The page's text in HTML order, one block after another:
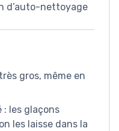
d’auto-nettoyage
gros, même en
: les glaçons
les laisse dans la